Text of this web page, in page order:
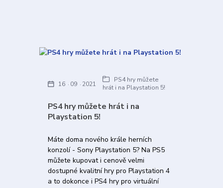
PS4 hry můžete hrát i na
Playstation 5!
16 09 2021
PS4 hry můžete
hrát i na Playstation 5!
Máte doma nového krále herních
konzolí - Sony Playstation 5? Na PS5
můžete kupovat i cenově velmi
dostupné kvalitní hry pro Playstation 4
a to dokonce i PS4 hry pro virtuální